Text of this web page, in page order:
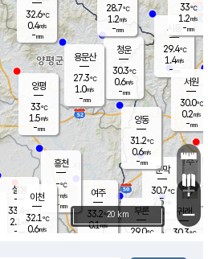
문막
30.7℃
2.5m/s
mm
부론
29.0℃
청운
30.3℃
0.6m/s
-mm
28.7℃
1.2m/s
-mm
여주
33.2℃
0.1m/s
양동
31.2℃
0.6m/s
-mm
32.6℃
0.4m/s
-mm
흥천
-℃
-m/s
-mm
설봉
33.4℃
2.1 m/s
- mm
시동
29.4℃
1.4m/s
- mm
귀래
30.3℃
서원
30.0℃
0.2m/s
-mm
용문산
27.3℃
1.0m/s
-mm
33℃
1.2m/s
-mm
이천
32.1℃
0.6m/s
양평
33℃
1.5m/s
-mm
+
−
20 km